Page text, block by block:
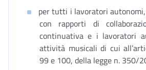
per tutti i lavoratori
con rapporti di
continuativa e i lavoratori
attività musicali di cui
99 e 100, della legge n. 350/